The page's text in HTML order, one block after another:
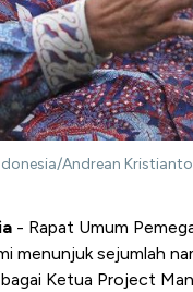
Andrean
- Rapat Umum
menunjuk sejumlah
Ketua Project